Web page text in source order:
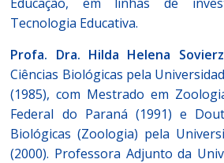
Tecnologia Educativa.
Profa. Dra. Hilda Helena
Ciências Biológicas pela
(1985), com Mestrado em
Federal do Paraná (1991) e
Biológicas (Zoologia) pela
(2000). Professora Adjunto da